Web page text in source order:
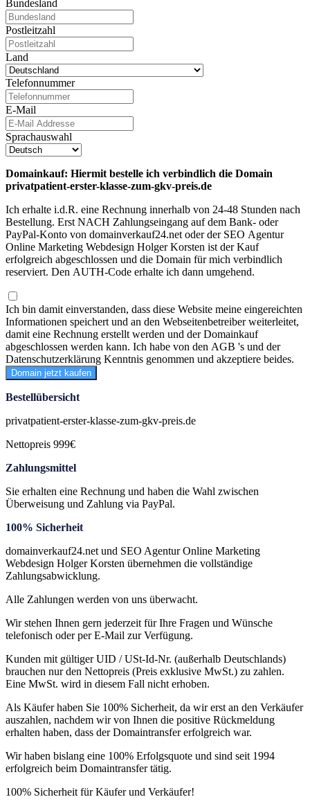
Bundesland
Postleitzahl
Land
Telefonnummer
E-Mail
Sprachauswahl
Domainkauf: Hiermit bestelle ich verbindlich die Domain
privatpatient-erster-klasse-zum-gkv-preis.de
Ich erhalte i.d.R. eine Rechnung innerhalb von 24-48 Stunden nach
Bestellung. Erst NACH Zahlungseingang auf dem Bank- oder
PayPal-Konto von domainverkauf24.net oder der SEO Agentur
Online Marketing Webdesign Holger Korsten ist der Kauf
erfolgreich abgeschlossen und die Domain für mich verbindlich
reserviert. Den AUTH-Code erhalte ich dann umgehend.
Ich bin damit einverstanden, dass diese Website meine eingereichten
Informationen speichert und an den Webseitenbetreiber weiterleitet,
damit eine Rechnung erstellt werden und der Domainkauf
abgeschlossen werden kann. Ich habe von den AGB 's und der
Datenschutzerklärung Kenntnis genommen und akzeptiere beides.
Domain jetzt kaufen
Bestellübersicht
privatpatient-erster-klasse-zum-gkv-preis.de
Nettopreis 999€
Zahlungsmittel
Sie erhalten eine Rechnung und haben die Wahl zwischen
Überweisung und Zahlung via PayPal.
100% Sicherheit
domainverkauf24.net und SEO Agentur Online Marketing
Webdesign Holger Korsten übernehmen die vollständige
Zahlungsabwicklung.
Alle Zahlungen werden von uns überwacht.
Wir stehen Ihnen gern jederzeit für Ihre Fragen und Wünsche
telefonisch oder per E-Mail zur Verfügung.
Kunden mit gültiger UID / USt-Id-Nr. (außerhalb Deutschlands)
brauchen nur den Nettopreis (Preis exklusive MwSt.) zu zahlen.
Eine MwSt. wird in diesem Fall nicht erhoben.
Als Käufer haben Sie 100% Sicherheit, da wir erst an den Verkäufer
auszahlen, nachdem wir von Ihnen die positive Rückmeldung
erhalten haben, dass der Domaintransfer erfolgreich war.
Wir haben bislang eine 100% Erfolgsquote und sind seit 1994
erfolgreich beim Domaintransfer tätig.
100% Sicherheit für Käufer und Verkäufer!